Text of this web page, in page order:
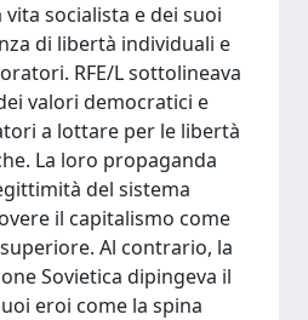
socialista e dei suoi
di libertà individuali e
RFE/L sottolineava
valori democratici e
a lottare per le libertà
La loro propaganda
del sistema
il capitalismo come
Al contrario, la
Sovietica dipingeva il
eroi come la spina